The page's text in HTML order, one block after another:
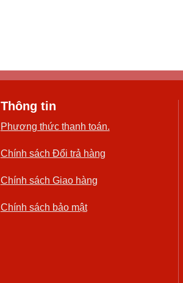
Thông tin
Phương thức thanh toán.
Chính sách Đổi trả hàng
Chính sách Giao hàng
Chính sách bảo mật